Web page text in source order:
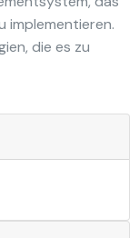
implementieren.
die es zu